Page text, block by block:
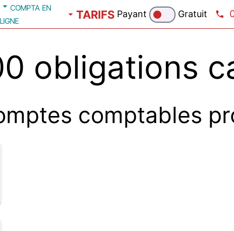
compta en
ligne
TARIFS Payant Gratuit
obligations
comptables